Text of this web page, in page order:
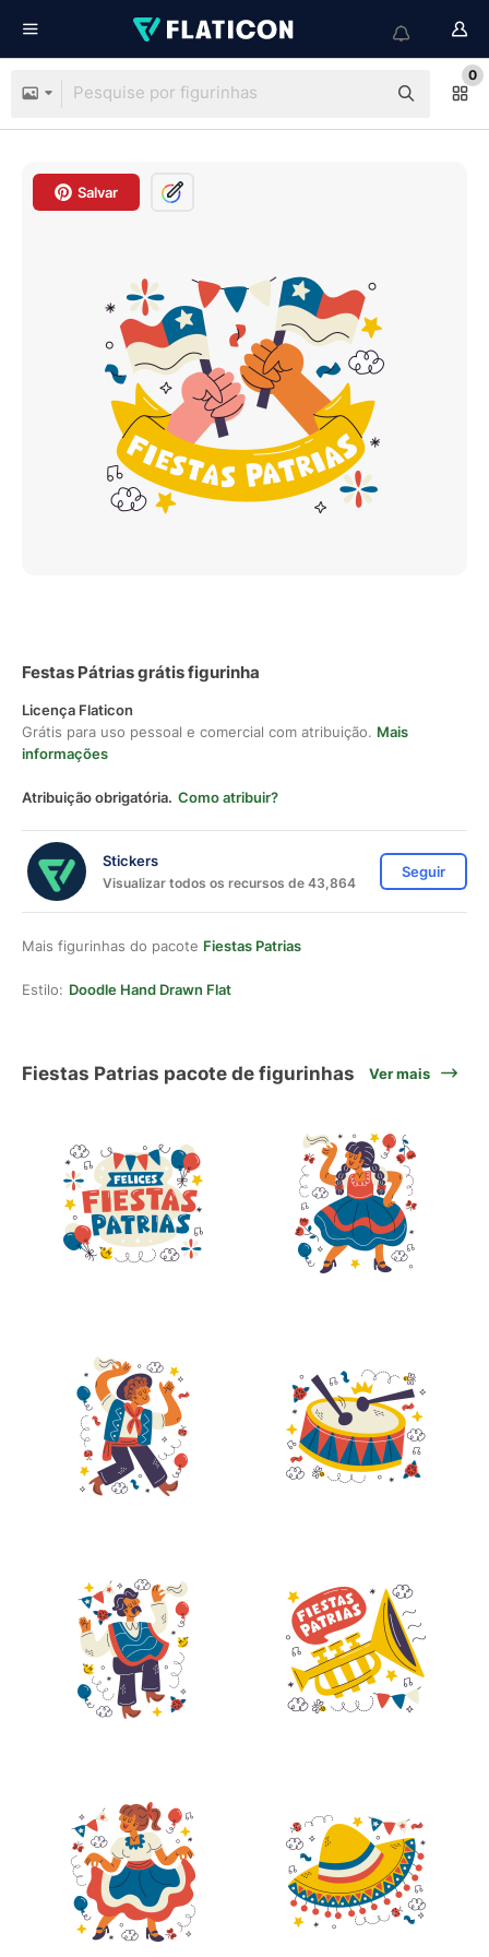
0
Salvar
Festas Pátrias grátis figurinha
Licença Flaticon
Grátis para uso pessoal e comercial com atribuição. Mais
informações
Atribuição obrigatória. Como atribuir?
Stickers
Visualizar todos os recursos de 43,864
Seguir
Mais figurinhas do pacote Fiestas Patrias
Estilo: Doodle Hand Drawn Flat
Fiestas Patrias pacote de figurinhas Ver mais